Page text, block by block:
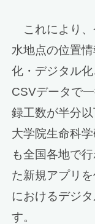
これにより
水地点の位置
化・デジタル
CSVデータで
録工数が半分
大学院生命科
も全国各地で
た新規アプリ
におけるデジ
す。